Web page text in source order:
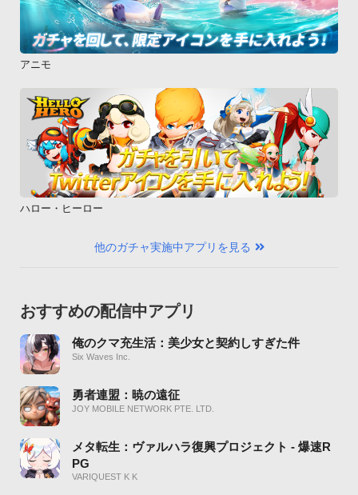
アニモ
ハロー・ヒーロー
他のガチャ実施中アプリを見る
おすすめの配信中アプリ
俺のクマ充生活：美少女と契約しすぎた件
Six Waves Inc.
勇者連盟：暁の遠征
JOY MOBILE NETWORK PTE. LTD.
メタ転生：ヴァルハラ復興プロジェクト - 爆速R
PG
VARIQUEST K K